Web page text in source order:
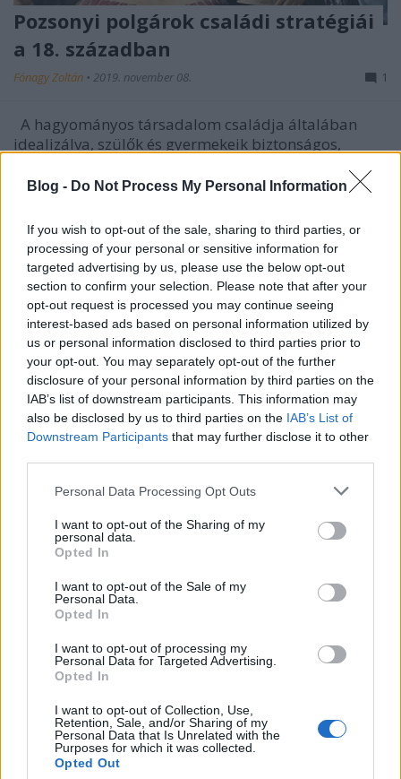
Blog - Do Not Process My Personal Information
If you wish to opt-out of the sale, sharing to third parties, or
processing of your personal or sensitive information for
targeted advertising by us, please use the below opt-out
section to confirm your selection. Please note that after your
opt-out request is processed you may continue seeing
interest-based ads based on personal information utilized by
us or personal information disclosed to third parties prior to
your opt-out. You may separately opt-out of the further
disclosure of your personal information by third parties on the
IAB’s list of downstream participants. This information may
also be disclosed by us to third parties on the IAB’s List of
Downstream Participants that may further disclose it to other
Please note that this website/app uses one or more Google
not limited to your visit or usage behaviour. You may click to
grant or deny consent to Google and its third-party tags to
use your data for below specified purposes in below Google
consent section.
Personal Data Processing Opt Outs
I want to opt-out of the Sharing of my
personal data.
Opted In
I want to opt-out of the Sale of my
Personal Data.
Opted In
I want to opt-out of processing my
Personal Data for Targeted Advertising.
Opted In
I want to opt-out of Collection, Use,
Retention, Sale, and/or Sharing of my
Personal Data that Is Unrelated with the
Purposes for which it was collected.
Opted Out
Pozsonyi polgárok családi stratégiái
a 18. században
Fónagy Zoltán • 2019. november 08. 1
A hagyományos társadalom családja általában
idealizálva, szülők és gyermekeik biztonságos,
szembeállítva a jelenkor állítólagos válságával.
mozaikcsalád legalább olyan gyakori volt a modern
kor előtt…
Családi emlékállítás a 17. századi
Erdélyben. A Magyar Nemzeti
Múzeum Apafi-síremléke
Fónagy Zoltán•2019. január 28.
idealizálva, szülők és gyermekeik biztonságos,
meghitt közösségeként jelenik meg a közbeszédben,
szembeállítva a jelenkor állítólagos válságával.
Pedig a nagy halandóság miatt a mostoha- vagy